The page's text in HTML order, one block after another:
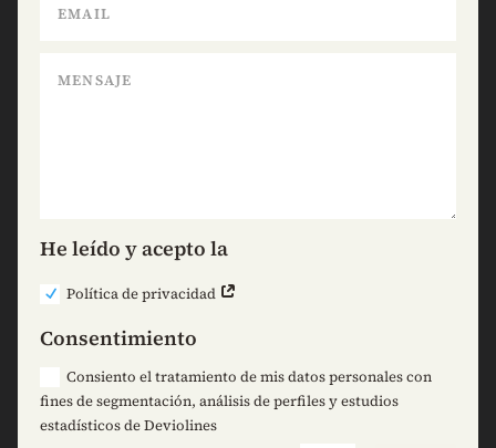
He leído y acepto la
Política de privacidad
Consentimiento
Consiento el tratamiento de mis datos personales con
fines de segmentación, análisis de perfiles y estudios
estadísticos de Deviolines